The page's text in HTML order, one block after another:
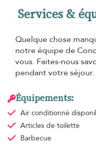
Services &
Quelque chose
notre équipe de
vous. Faites-nous
pendant votre séjour.
Équipements:
Air conditionné
Articles de toilette
Barbecue